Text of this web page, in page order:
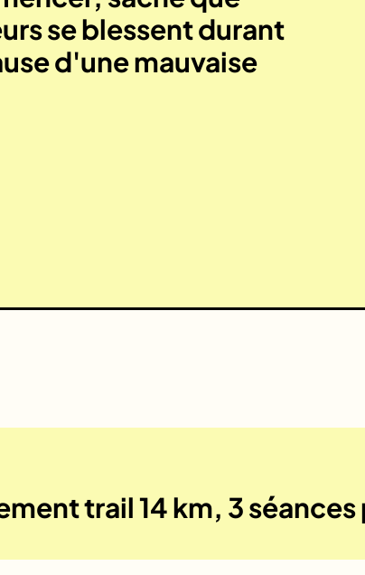
se blessent durant
d'une mauvaise
trail 14 km, 3 séances